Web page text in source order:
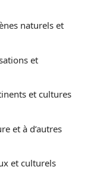
naturels et
et
et cultures
et à d’autres
et culturels